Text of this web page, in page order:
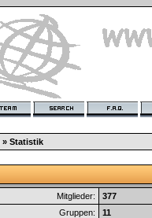
» Statistik
Mitglieder: 377
Gruppen: 11